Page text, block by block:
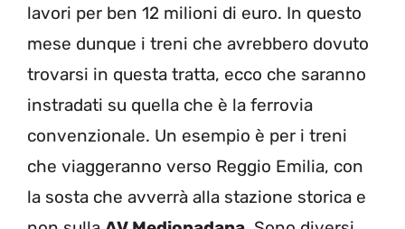
lavori per ben 12 milioni di euro. In questo
mese dunque i treni che avrebbero dovuto
trovarsi in questa tratta, ecco che saranno
instradati su quella che è la ferrovia
convenzionale. Un esempio è per i treni
che viaggeranno verso Reggio Emilia, con
la sosta che avverrà alla stazione storica e